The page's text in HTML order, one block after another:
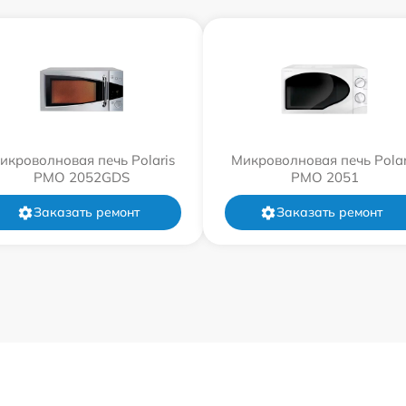
печь Polaris
PMO 2052GDS
Заказать ремонт
Микроволновая печь
PMO 2051
Заказать ремонт